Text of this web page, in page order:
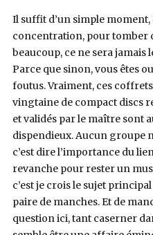
Il suffit d’un simple
concentration, pour tomber
beaucoup, ce ne sera jamais
Parce que sinon, vous êtes
foutus. Vraiment, ces
vingtaine de compact discs
et validés par le maître sont
dispendieux. Aucun groupe
c’est dire l’importance du
revanche pour rester un
c’est je crois le sujet
paire de manches. Et de
question ici, tant caserner